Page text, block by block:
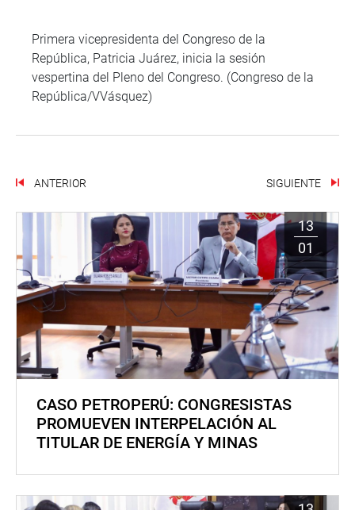
Primera vicepresidenta del Congreso de la
República, Patricia Juárez, inicia la sesión
vespertina del Pleno del Congreso. (Congreso de la
República/VVásquez)
ANTERIOR SIGUIENTE
13
01
CASO PETROPERÚ: CONGRESISTAS
PROMUEVEN INTERPELACIÓN AL
TITULAR DE ENERGÍA Y MINAS